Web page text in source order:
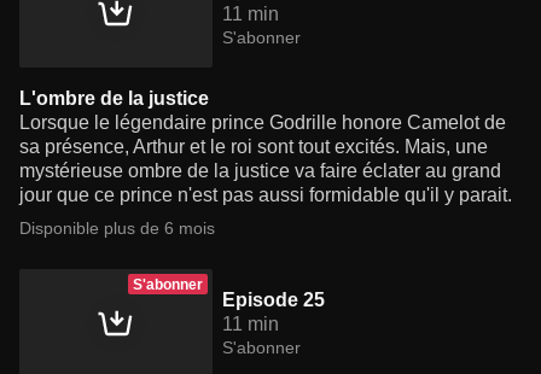
11 min
S'abonner
L'ombre de la justice
Lorsque le légendaire prince Godrille honore Camelot de
sa présence, Arthur et le roi sont tout excités. Mais, une
mystérieuse ombre de la justice va faire éclater au grand
jour que ce prince n'est pas aussi formidable qu'il y parait.
Disponible plus de 6 mois
S'abonner
Episode 25
11 min
S'abonner